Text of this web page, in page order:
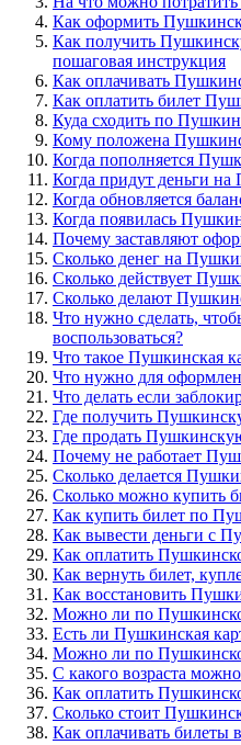
Как оформить
Как получить
пошаговая инструкция
Как оплачивать
Как оплатить билет
Куда сходить по
Кому положена
Когда пополняется
Когда придут деньги
Когда обновляется
Когда появилась
Почему заставляют
Сколько денег на
Сколько действует
Сколько делают
Что нужно сделать,
воспользоваться?
Что такое Пушкинская
Что нужно для
Что делать если
Где получить
Где продать
Почему не работает
Сколько делается
Сколько можно купить
Как купить билет по
Как вывести деньги с
Как оплатить
Как вернуть билет,
Как восстановить
Можно ли по
Есть ли Пушкинская
Можно ли по
С какого возраста
Как оплатить
Сколько стоит
Как оплачивать билеты